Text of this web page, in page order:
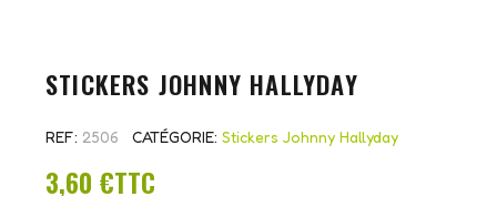
STICKERS JOHNNY HALLYDAY
REF 2506 CATÉGORIE Stickers Johnny Hallyday
3,60 €TTC